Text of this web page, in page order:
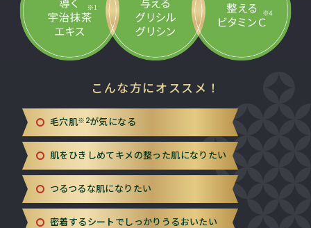
こんな方にオススメ！
毛穴肌※2が気になる
肌をひきしめてキメの整った肌になりたい
つるつるな肌になりたい
密着するシートでしっかりうるおいたい